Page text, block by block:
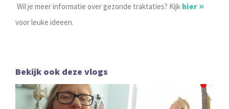
Wil je meer informatie over gezonde traktaties? Kijk hier
voor leuke ideeen.
Bekijk ook deze vlogs